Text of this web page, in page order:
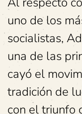
uno de los
socialistas,
una de las
cayó el
tradición de
con el triunfo